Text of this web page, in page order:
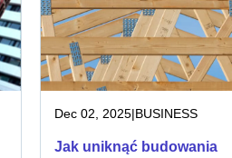
Dec 02, 2025|BUSINESS
Jak uniknąć budowania